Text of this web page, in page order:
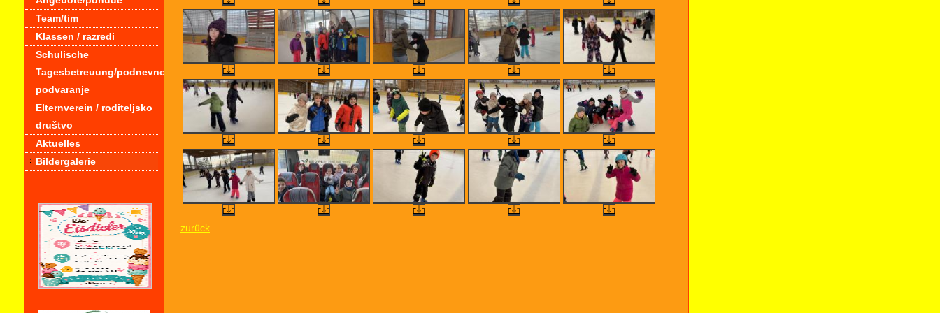
Team/tim
Klassen / razredi
Schulische
Tagesbetreuung/podnevno
podvaranje
Elternverein / roditeljsko
društvo
Aktuelles
Bildergalerie
zurück